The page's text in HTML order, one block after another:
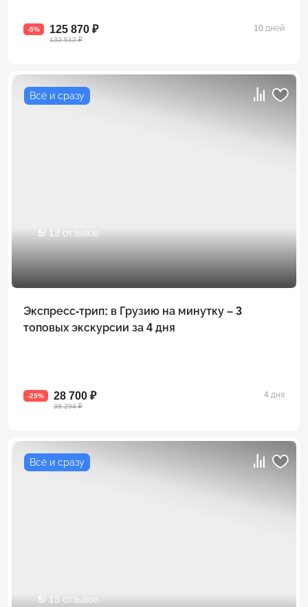
-5% 125 870 ₽
132 512 ₽
10 дней
Всё и сразу
5/ 13 отзывов
Экспресс-трип: в Грузию на минутку – 3
топовых экскурсии за 4 дня
-25% 28 700 ₽
38 294 ₽
4 дня
Всё и сразу
5/ 13 отзывов